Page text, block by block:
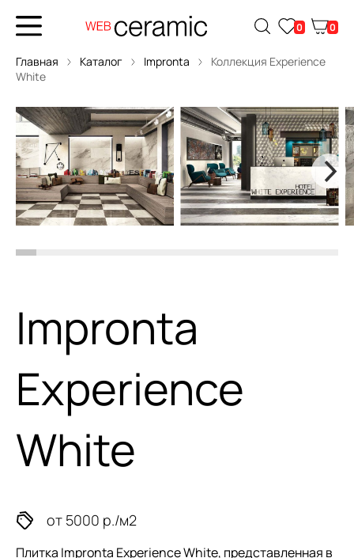
0 0
Главная Каталог Impronta
Коллекция Experience
White
Impronta
Experience
White
от 5000 р./м2
Плитка Impronta Experience White, представленная в